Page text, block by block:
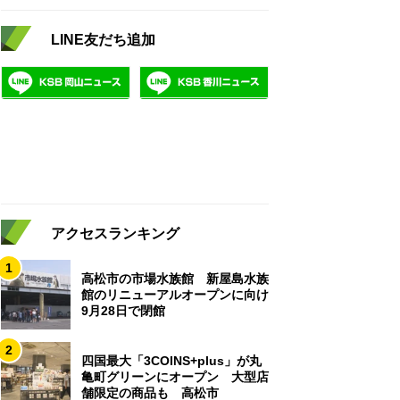
LINE友だち追加
アクセスランキング
1
高松市の市場水族館 新屋島水族
館のリニューアルオープンに向け
9月28日で閉館
2
四国最大「3COINS+plus」が丸
亀町グリーンにオープン 大型店
舗限定の商品も 高松市